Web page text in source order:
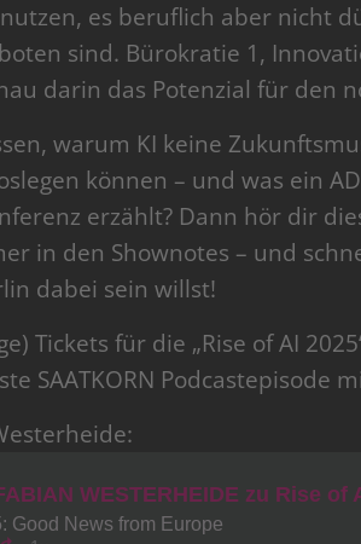
es beruflich aber nicht
sind. Bürokratie 1,
darin das Potenzial für den
warum KI keine
können – und was ein
erzählt? Dann hör dir
in den Shownotes – und
dabei sein willst!
Tickets für die „Rise of AI
SAATKORN Podcastepisode